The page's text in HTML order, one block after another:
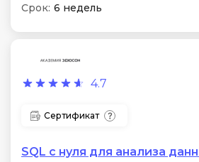
Срок: 6 недель
4.7
Сертификат
SQL с нуля для анализа